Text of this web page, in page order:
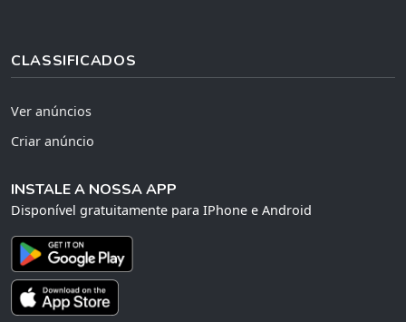
CLASSIFICADOS
Ver anúncios
Criar anúncio
INSTALE A NOSSA APP
Disponível gratuitamente para IPhone e Android